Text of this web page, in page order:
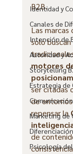
Identidad y
Canales de
Intención de
Autoridad y
Storytelling
Estrategia
Marketing de
Psicología
B2B.
Las marcas
solo
motores
ser citadas
de
repensar la
de